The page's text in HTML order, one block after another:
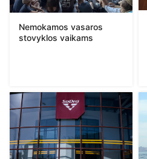
Nemokamos vasaros
stovyklos vaikams